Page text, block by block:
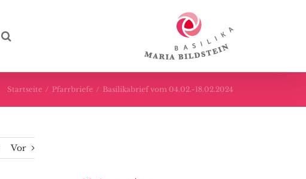
Startseite / Pfarrbriefe / Basilikabrief vom 04.02.-18.02.2024
Vor